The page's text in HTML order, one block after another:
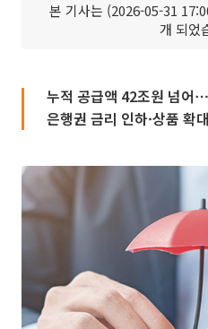
본 기사는 (2026-05-31
개 되었
누적 공급액 42조원 넘어
은행권 금리 인하·상품